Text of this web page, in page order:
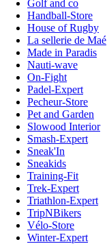
Golf and co
Handball-Store
House of Rugby
La sellerie de Maé
Made in Paradis
Nauti-wave
On-Fight
Padel-Expert
Pecheur-Store
Pet and Garden
Slowood Interior
Smash-Expert
Sneak'In
Sneakids
Training-Fit
Trek-Expert
Triathlon-Expert
TripNBikers
Vélo-Store
Winter-Expert